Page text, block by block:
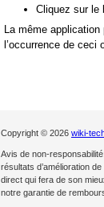
Cliquez sur le
La même
l’occurrence de
Copyright © 2026 wiki-
Avis de non-
résultats d’amélioration
direct qui fera de son
notre garantie de